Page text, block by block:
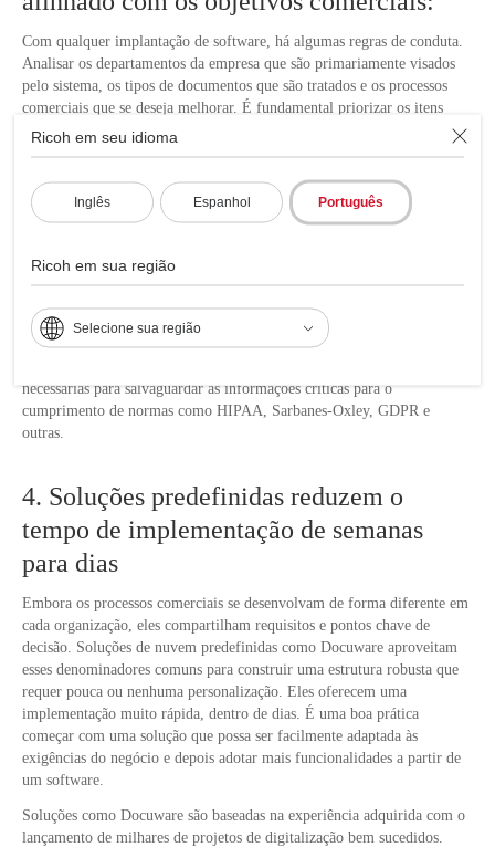
Ricoh em seu idioma
Inglês Espanhol Português
Ricoh em sua região
Selecione sua região
Com qualquer implantação de software, há algumas regras de conduta.
Analisar os departamentos da empresa que são primariamente visados
pelo sistema, os tipos de documentos que são tratados e os processos
comerciais que se deseja melhorar. É fundamental priorizar os itens
com base nos benefícios que você deseja alcançar e não nas funções ou
3. não esqueça a segurança dos dados
de controle de informações críticas para os negócios está se tornando
implementando uma solução local ou baseada em nuvem - o
estabelecimento de medidas de segurança deve fazer parte do processo
necessárias para salvaguardar as informações críticas para o
cumprimento de normas como HIPAA, Sarbanes-Oxley, GDPR e
outras.
4. Soluções predefinidas reduzem o
tempo de implementação de semanas
para dias
Embora os processos comerciais se desenvolvam de forma diferente em
cada organização, eles compartilham requisitos e pontos chave de
decisão. Soluções de nuvem predefinidas como Docuware aproveitam
esses denominadores comuns para construir uma estrutura robusta que
requer pouca ou nenhuma personalização. Eles oferecem uma
implementação muito rápida, dentro de dias. É uma boa prática
começar com uma solução que possa ser facilmente adaptada às
exigências do negócio e depois adotar mais funcionalidades a partir de
um software.
Soluções como Docuware são baseadas na experiência adquirida com o
lançamento de milhares de projetos de digitalização bem sucedidos.